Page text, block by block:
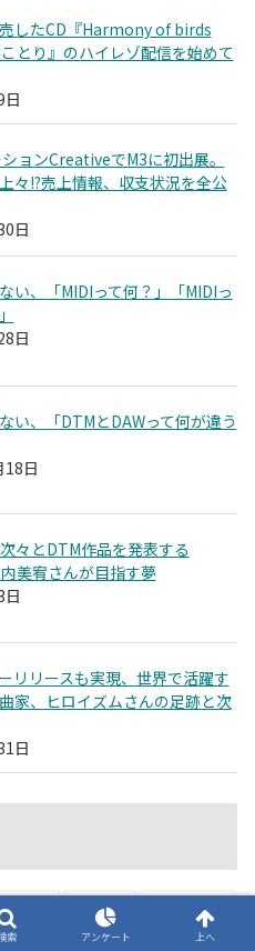
したCD『Harmony of birds
とり』のハイレゾ配信を始めて
ョンCreativeでM3に初出展。
々!?売上情報、収支状況を全公
日
い、「MIDIって何？」「MIDIっ
日
い、「DTMとDAWって何が違う
18日
々とDTM作品を発表する
美宥さんが目指す夢
リリースも実現、世界で活躍す
家、ヒロイズムさんの足跡と次
日
Roland iPad
TASCAM
ZOOM iZotope
索 アンケート 上へ